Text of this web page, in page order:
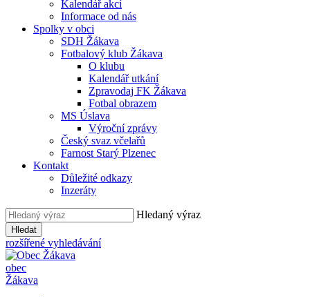
Kalendář akcí
Informace od nás
Spolky v obci
SDH Žákava
Fotbalový klub Žákava
O klubu
Kalendář utkání
Zpravodaj FK Žákava
Fotbal obrazem
MS Úslava
Výroční zprávy
Český svaz včelařů
Farnost Starý Plzenec
Kontakt
Důležité odkazy
Inzeráty
Hledaný výraz
Hledat
rozšířené vyhledávání
obec
Žákava